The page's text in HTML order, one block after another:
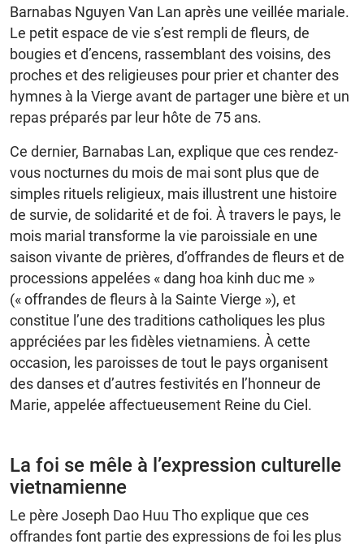
Barnabas Nguyen Van Lan après une veillée mariale.
Le petit espace de vie s’est rempli de fleurs, de
bougies et d’encens, rassemblant des voisins, des
proches et des religieuses pour prier et chanter des
hymnes à la Vierge avant de partager une bière et un
repas préparés par leur hôte de 75 ans.
Ce dernier, Barnabas Lan, explique que ces rendez-
vous nocturnes du mois de mai sont plus que de
simples rituels religieux, mais illustrent une histoire
de survie, de solidarité et de foi. À travers le pays, le
mois marial transforme la vie paroissiale en une
saison vivante de prières, d’offrandes de fleurs et de
processions appelées « dang hoa kinh duc me »
(« offrandes de fleurs à la Sainte Vierge »), et
constitue l’une des traditions catholiques les plus
appréciées par les fidèles vietnamiens. À cette
occasion, les paroisses de tout le pays organisent
des danses et d’autres festivités en l’honneur de
Marie, appelée affectueusement Reine du Ciel.
La foi se mêle à l’expression culturelle
vietnamienne
Le père Joseph Dao Huu Tho explique que ces
offrandes font partie des expressions de foi les plus